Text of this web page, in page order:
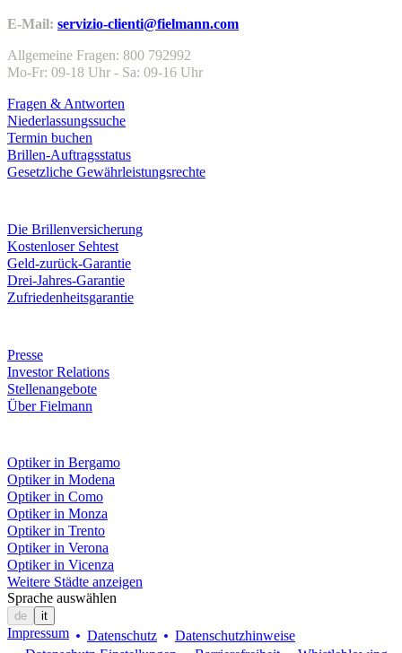
E-Mail: servizio-clienti@fielmann.com
Allgemeine Fragen: 800 792992
Mo-Fr: 09-18 Uhr - Sa: 09-16 Uhr
Fragen & Antworten
Niederlassungssuche
Termin buchen
Brillen-Auftragsstatus
Gesetzliche Gewährleistungsrechte
Die Brillenversicherung
Kostenloser Sehtest
Geld-zurück-Garantie
Drei-Jahres-Garantie
Zufriedenheitsgarantie
Presse
Investor Relations
Stellenangebote
Über Fielmann
Optiker in Bergamo
Optiker in Modena
Optiker in Como
Optiker in Monza
Optiker in Trento
Optiker in Verona
Optiker in Vicenza
Weitere Städte anzeigen
Sprache auswählen
de it
Impressum Datenschutz
Datenschutzhinweise